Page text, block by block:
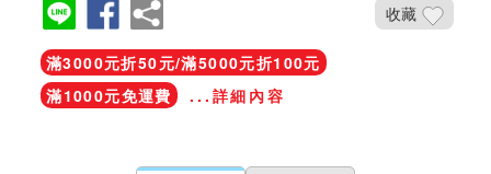
收藏
滿3000元折50元/滿5000元折100元
滿1000元免運費
...詳細內容